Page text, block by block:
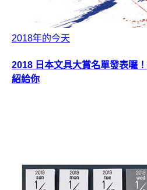
2018年的今天
2018 日本文具大賞名單發表囉
紹給你